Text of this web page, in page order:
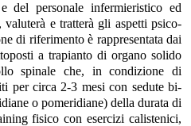
del personale infermieristico ed
e tratterà gli aspetti psico-
di riferimento è rappresentata dai
a trapianto di organo solido
spinale che, in condizione di
per circa 2-3 mesi con sedute bi-
o pomeridiane) della durata di
fisico con esercizi calistenici,